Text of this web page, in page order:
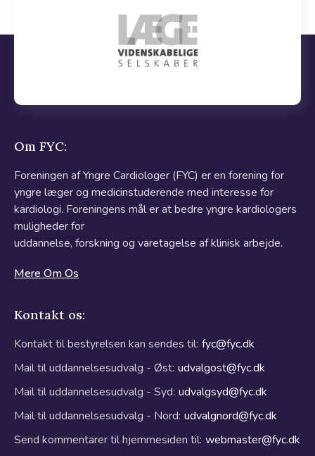
Om FYC:
Foreningen af Yngre Cardiologer (FYC) er en forening for
yngre læger og medicinstuderende med interesse for
kardiologi. Foreningens mål er at bedre yngre kardiologers
muligheder for
uddannelse, forskning og varetagelse af klinisk arbejde.
Mere Om Os
Kontakt os:
Kontakt til bestyrelsen kan sendes til: fyc@fyc.dk
Mail til uddannelsesudvalg - Øst: udvalgost@fyc.dk
Mail til uddannelsesudvalg - Syd: udvalgsyd@fyc.dk
Mail til uddannelsesudvalg - Nord: udvalgnord@fyc.dk
Send kommentarer til hjemmesiden til: webmaster@fyc.dk